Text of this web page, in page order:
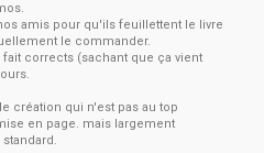
amis pour qu'ils feuillettent le livre
le commander.
corrects (sachant que ça vient
création qui n'est pas au top
en page. mais largement